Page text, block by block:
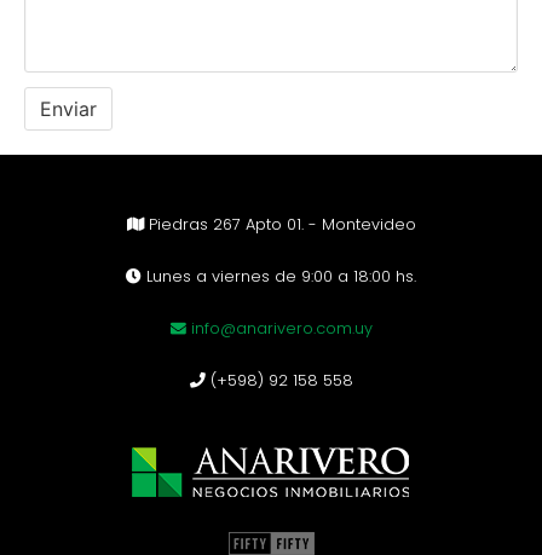
Piedras 267 Apto 01. - Montevideo
Lunes a viernes de 9:00 a 18:00 hs.
info@anarivero.com.uy
(+598) 92 158 558